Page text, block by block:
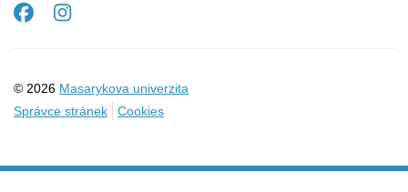
© 2026 Masarykova univerzita
Správce stránek
Cookies
Facebook
Instagram